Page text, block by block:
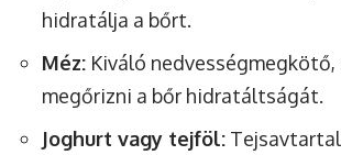
hidratálja a bőrt.
Méz: Kiváló
megőrizni a bőr hidratáltságát.
Joghurt vagy tejföl: